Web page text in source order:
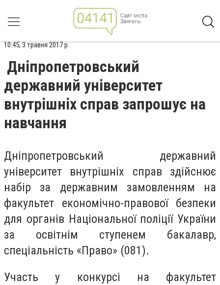
10:45, 3 травня 2017 р.
Дніпропетровський
державний університет
внутрішніх справ запрошує на
навчання
Дніпропетровський державний
університет внутрішніх справ здійснює
набір за державним замовленням на
факультет економічно-правової безпеки
для органів Національної поліції України
за освітнім ступенем бакалавр,
спеціальність «Право» (081).
Участь у конкурсі на факультет